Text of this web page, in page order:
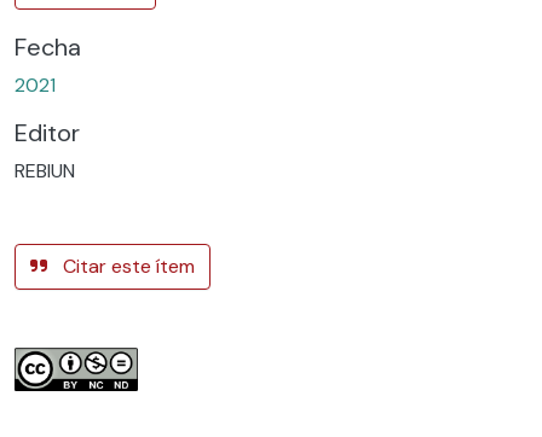
Fecha
2021
Editor
REBIUN
Citar este ítem